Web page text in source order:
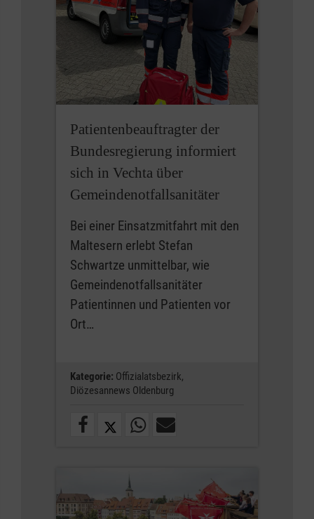
Patientenbeauftragter der
Bundesregierung informiert
sich in Vechta über
Gemeindenotfallsanitäter
Bei einer Einsatzmitfahrt mit den
Maltesern erlebt Stefan
Schwartze unmittelbar, wie
Gemeindenotfallsanitäter
Patientinnen und Patienten vor
Ort…
Kategorie: Offizialatsbezirk,
Diözesannews Oldenburg